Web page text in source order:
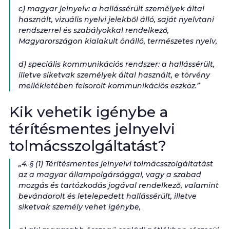
c) magyar jelnyelv: a hallássérült személyek által
használt, vizuális nyelvi jelekből álló, saját nyelvtani
rendszerrel és szabályokkal rendelkező,
Magyarországon kialakult önálló, természetes nyelv,
d) speciális kommunikációs rendszer: a hallássérült,
illetve siketvak személyek által használt, e törvény
mellékletében felsorolt kommunikációs eszköz.”
Kik vehetik igénybe a
térítésmentes jelnyelvi
tolmácsszolgáltatást?
„4. § (1) Térítésmentes jelnyelvi tolmácsszolgáltatást
az a magyar állampolgársággal, vagy a szabad
mozgás és tartózkodás jogával rendelkező, valamint
bevándorolt és letelepedett hallássérült, illetve
siketvak személy vehet igénybe,